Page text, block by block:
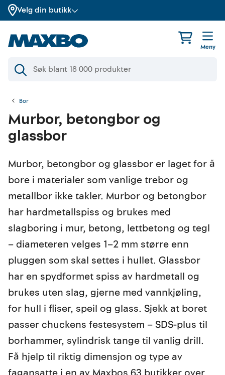
Velg din butikk
Meny
Bor
Murbor, betongbor og
glassbor
Murbor, betongbor og glassbor er laget for å
bore i materialer som vanlige trebor og
metallbor ikke takler. Murbor og betongbor
har hardmetallspiss og brukes med
slagboring i mur, betong, lettbetong og tegl
– diameteren velges 1–2 mm større enn
pluggen som skal settes i hullet. Glassbor
har en spydformet spiss av hardmetall og
brukes uten slag, gjerne med vannkjøling,
for hull i fliser, speil og glass. Sjekk at boret
passer chuckens festesystem – SDS-plus til
borhammer, sylindrisk tange til vanlig drill.
Få hjelp til riktig dimensjon og type av